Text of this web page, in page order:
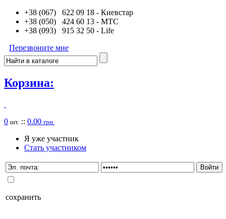
+38 (067) 622 09 18 - Киевстар
+38 (050) 424 60 13 - MTC
+38 (093) 915 32 50 - Life
Перезвоните мне
Корзина:
0 шт. :: 0.00 грн.
Я уже участник
Стать участником
сохранить